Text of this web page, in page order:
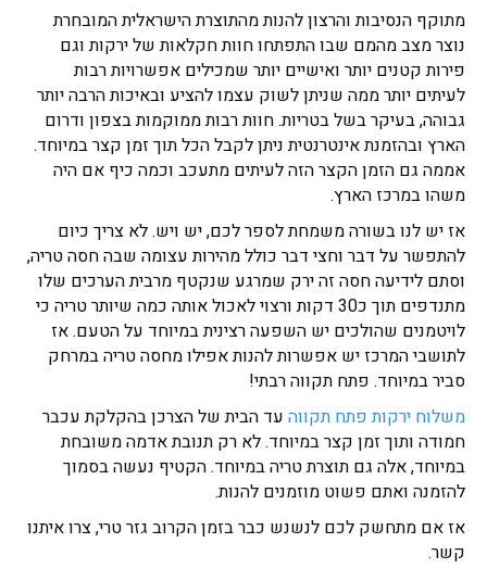
מתוקף הנסיבות והרצון להנות מהתוצרת הישראלית המובחרת
נוצר מצב מהמם שבו התפתחו חוות חקלאות של ירקות וגם
פירות קטנים יותר ואישיים יותר שמכילים אפשרויות רבות
לעיתים יותר ממה שניתן לשוק עצמו להציע ובאיכות הרבה יותר
גבוהה, בעיקר בשל בטריות. חוות רבות ממוקמות בצפון ודרום
הארץ ובהזמנת אינטרנטית ניתן לקבל הכל תוך זמן קצר במיוחד.
אממה גם הזמן הקצר הזה לעיתים מתעכב וכמה כיף אם היה
משהו במרכז הארץ.
אז יש לנו בשורה משמחת לספר לכם, יש ויש. לא צריך כיום
להתפשר על דבר וחצי דבר כולל מהירות עצומה שבה חסה טריה,
וסתם לידיעה חסה זה ירק שמרגע שנקטף מרבית הערכים שלו
מתנדפים תוך כ30 דקות ורצוי לאכול אותה כמה שיותר טריה כי
לויטמנים שהולכים יש השפעה רצינית במיוחד על הטעם. אז
לתושבי המרכז יש אפשרות להנות אפילו מחסה טריה במרחק
סביר במיוחד. פתח תקווה רבתי!
משלוח ירקות פתח תקווה עד הבית של הצרכן בהקלקת עכבר
חמודה ותוך זמן קצר במיוחד. לא רק תנובת אדמה משובחת
במיוחד, אלה גם תוצרת טריה במיוחד. הקטיף נעשה בסמוך
להזמנה ואתם פשוט מוזמנים להנות.
אז אם מתחשק לכם לנשנש כבר בזמן הקרוב גזר טרי, צרו איתנו
קשר.